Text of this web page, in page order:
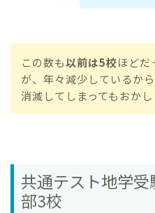
この数も以前は5校ほどだ
が、年々減少しているか
消滅してしまってもおかし
共通テスト地学
部3校